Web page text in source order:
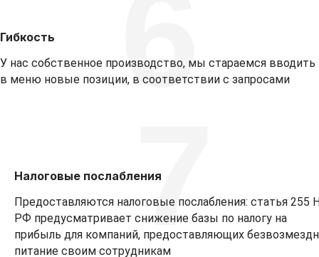
Гибкость
У нас собственное производство, мы стараемся вводить
в меню новые позиции, в соответствии с запросами
6
Налоговые послабления
Предоставляются налоговые послабления: статья 255
РФ предусматривает снижение базы по налогу на
прибыль для компаний, предоставляющих
питание своим сотрудникам7